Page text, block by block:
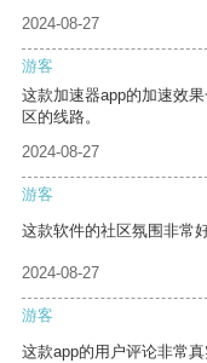
2024-08-27
游客
这款加速器app的加速效
区的线路。
2024-08-27
游客
这款软件的社区氛围非常
2024-08-27
游客
这款app的用户评论非常